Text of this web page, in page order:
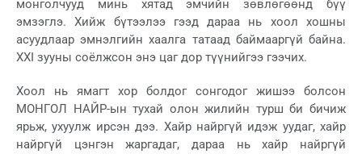
монголчууд минь хятад эмчийн зөвлөгөөнд бүү
эмзэглэ. Хийж бүтээлээ гээд дараа нь хоол хошны
асуудлаар эмнэлгийн хаалга татаад баймааргүй байна.
XXI зууны соёлжсон энэ цаг дор түүнийгээ гээчих.
Хоол нь ямагт хор болдог сонгодог жишээ болсон
МОНГОЛ НАЙР-ын тухай олон жилийн турш би бичиж
ярьж, ухуулж ирсэн дээ. Хайр найргүй идэж уудаг, хайр
найргүй цэнгэн жаргадаг, дараа нь хайр найргүй